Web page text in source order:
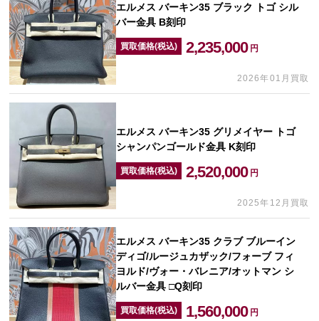
エルメス バーキン35 ブラック トゴ シル
バー金具 B刻印
買取価格(税込) 2,235,000 円
2026年01月買取
エルメス バーキン35 グリメイヤー トゴ
シャンパンゴールド金具 K刻印
買取価格(税込) 2,520,000 円
2025年12月買取
エルメス バーキン35 クラブ ブルーイン
ディゴ/ルージュカザック/フォーブ フィ
ヨルド/ヴォー・バレニア/オットマン シ
ルバー金具 □Q刻印
買取価格(税込) 1,560,000 円